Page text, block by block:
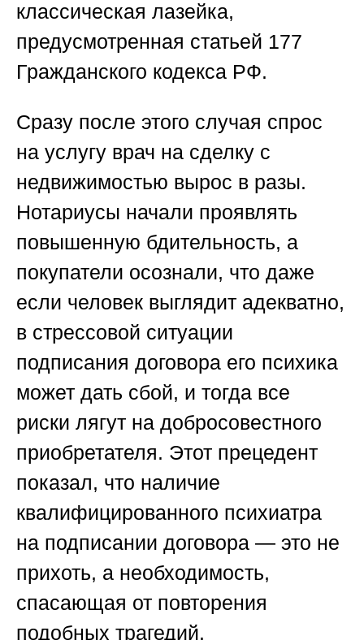
классическая лазейка,
предусмотренная статьей 177
Гражданского кодекса РФ.
Сразу после этого случая спрос
на услугу врач на сделку с
недвижимостью вырос в разы.
Нотариусы начали проявлять
повышенную бдительность, а
покупатели осознали, что даже
если человек выглядит адекватно,
в стрессовой ситуации
подписания договора его психика
может дать сбой, и тогда все
риски лягут на добросовестного
приобретателя. Этот прецедент
показал, что наличие
квалифицированного психиатра
на подписании договора — это не
прихоть, а необходимость,
спасающая от повторения
подобных трагедий.